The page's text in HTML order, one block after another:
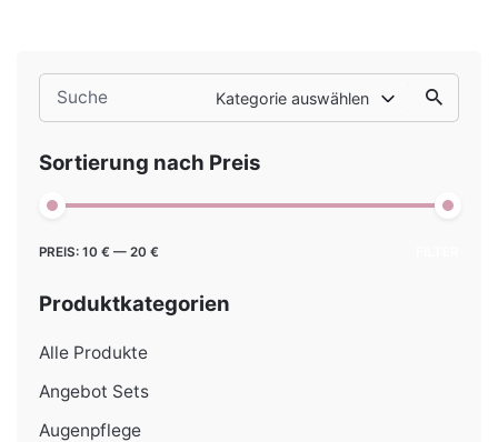
Search
for
Kategorie auswählen
Sortierung nach Preis
Min.
Max.
PREIS: 10 € — 20 €
Produktkategorien
Alle Produkte
Angebot Sets
Augenpflege